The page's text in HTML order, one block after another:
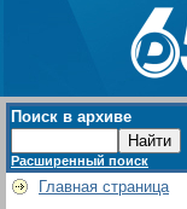
Поиск в архиве
Расширенный поиск
Главная страница